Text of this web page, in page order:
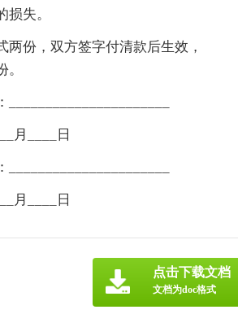
损失。
两份，双方签字付清款后生效，
月____日
月____日
点击下载文档
文档为doc格式